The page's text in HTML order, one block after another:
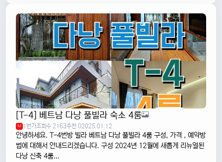
[T-4] 베트남 다낭 풀빌라 숙소 4룸
M 1번가조회수 2163추천 02025.01.12
안녕하세요. T-4번방 빌라 베트남 다낭 풀빌라 4룸 구성, 가격 , 예약방
법에 대해서 안내드리겠습니다. 구성 2024년 12월에 새롭게 리뉴얼된
다낭 신축 4룸...